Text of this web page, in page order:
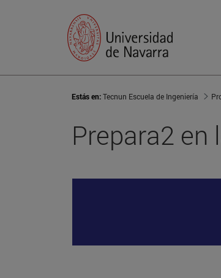
Estás en:Tecnun Escuela de Ingeniería
Prepara2 en